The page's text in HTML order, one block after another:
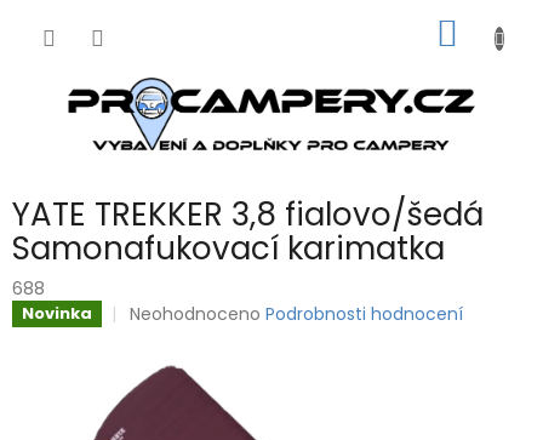
KOŠÍK
YATE TREKKER 3,8 fialovo/šedá
Samonafukovací karimatka
688
Novinka
Průměrné
je
Neohodnoceno Podrobnosti hodnocení